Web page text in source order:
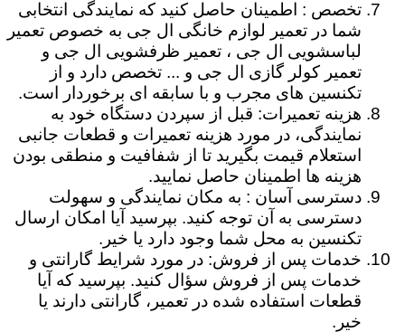
تخصص : اطمینان حاصل کنید که نمایندگی انتخابی
شما در تعمیر لوازم خانگی ال جی به خصوص تعمیر
لباسشویی ال جی ، تعمیر ظرفشویی ال جی و
تعمیر کولر گازی ال جی و ... تخصص دارد و از
تکنسین های مجرب و با سابقه ای برخوردار است.
هزینه تعمیرات: قبل از سپردن دستگاه خود به
نمایندگی، در مورد هزینه تعمیرات و قطعات جانبی
استعلام قیمت بگیرید تا از شفافیت و منطقی بودن
هزینه ها اطمینان حاصل نمایید.
دسترسی آسان : به مکان نمایندگی و سهولت
دسترسی به آن توجه کنید. بپرسید آیا امکان ارسال
تکنسین به محل شما وجود دارد یا خیر.
خدمات پس از فروش: در مورد شرایط گارانتی و
خدمات پس از فروش سؤال کنید. بپرسید که آیا
قطعات استفاده شده در تعمیر، گارانتی دارند یا
خیر.